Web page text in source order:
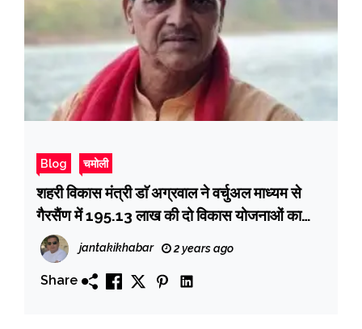
Blog चमोली
शहरी विकास मंत्री डाॅ अग्रवाल ने वर्चुअल माध्यम से
गैरसैंण में 195.13 लाख की दो विकास योजनाओं का
किया शिलान्यास, कहा डबल इंजन की सरकार में दुगनी
गति से विकास कर रहा उत्तराखंड
jantakikhabar 2 years ago
Share